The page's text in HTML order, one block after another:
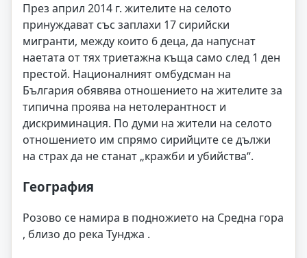
През април 2014 г. жителите на селото
принуждават със заплахи 17 сирийски
мигранти, между които 6 деца, да напуснат
наетата от тях триетажна къща само след 1 ден
престой. Националният омбудсман на
България обявява отношението на жителите за
типична проява на нетолерантност и
дискриминация. По думи на жители на селото
отношението им спрямо сирийците се дължи
на страх да не станат „кражби и убийства“.
География
Розово се намира в подножието на Средна гора
, близо до река Тунджа .